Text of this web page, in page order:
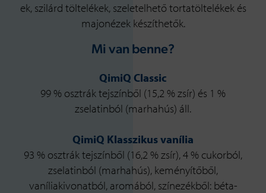
ek, szilárd töltelékek, szeletelhető tortatöltelékek és
majonézek készíthetők.
Mi van benne?
QimiQ Classic
99 % osztrák tejszínből (15,2 % zsír) és 1 %
zselatinból (marhahús) áll.
QimiQ Klasszikus vanília
93 % osztrák tejszínből (16,2 % zsír), 4 % cukorból,
zselatinból (marhahús), keményítőből,
vaníliakivonatból, aromából, színezékből: béta-